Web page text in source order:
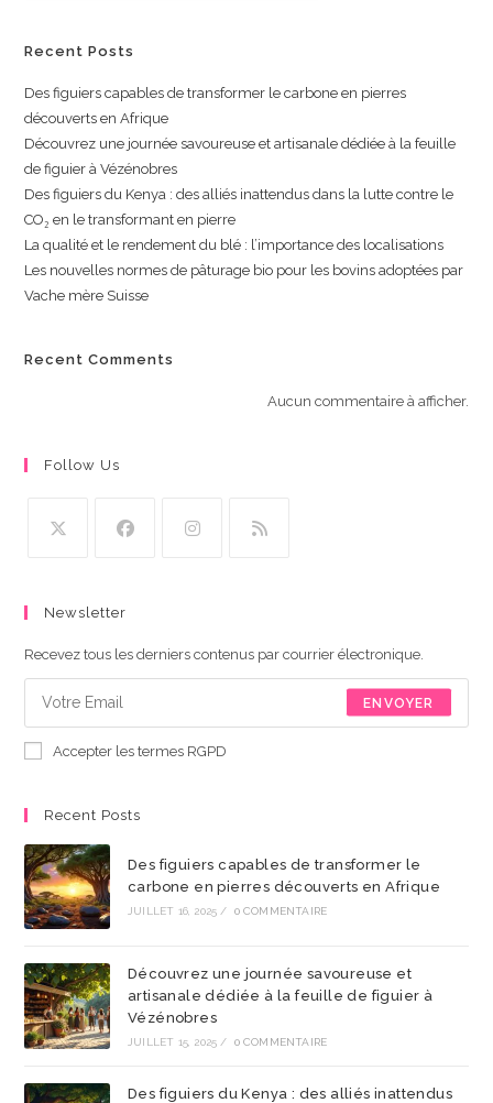
Recent Posts
Des figuiers capables de transformer le carbone en pierres
découverts en Afrique
Découvrez une journée savoureuse et artisanale dédiée à la feuille
de figuier à Vézénobres
Des figuiers du Kenya : des alliés inattendus dans la lutte contre le
CO₂ en le transformant en pierre
La qualité et le rendement du blé : l’importance des localisations
Les nouvelles normes de pâturage bio pour les bovins adoptées par
Vache mère Suisse
Recent Comments
Aucun commentaire à afficher.
Follow Us
un
nouvel
onglet
nouvel
onglet
nouvel
onglet
nouvel
onglet
Newsletter
Recevez tous les derniers contenus par courrier électronique.
ENVOYER
Accepter les termes RGPD
Recent Posts
Des figuiers capables de transformer le
carbone en pierres découverts en Afrique
JUILLET 16, 2025 / 0 COMMENTAIRE
Découvrez une journée savoureuse et
artisanale dédiée à la feuille de figuier à
Vézénobres
JUILLET 15, 2025 / 0 COMMENTAIRE
Des figuiers du Kenya : des alliés inattendus